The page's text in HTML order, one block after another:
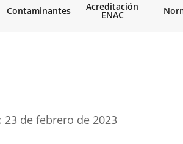
Contaminantes Acreditación
ENAC
23 de febrero de 2023